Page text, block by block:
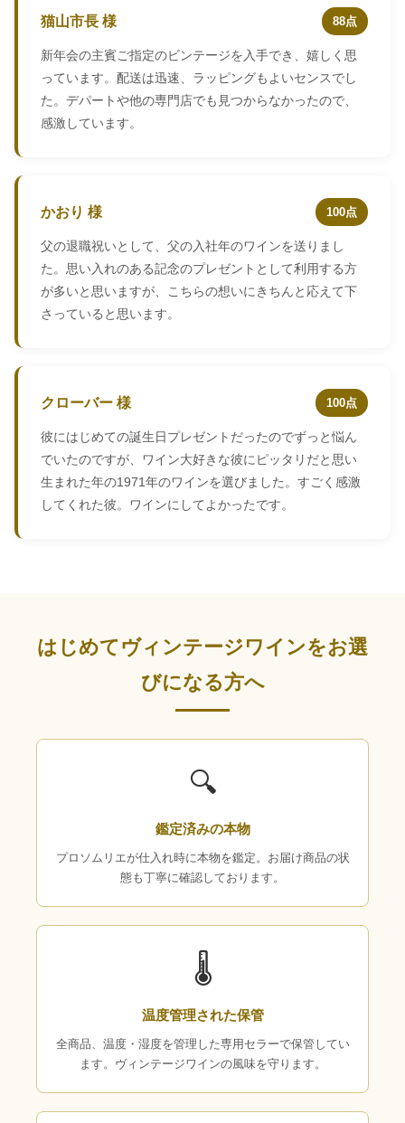
猫山市長 様 88点
新年会の主賓ご指定のビンテージを入手でき、嬉しく思
っています。配送は迅速、ラッピングもよいセンスでし
た。デパートや他の専門店でも見つからなかったので、
感激しています。
かおり 様 100点
父の退職祝いとして、父の入社年のワインを送りまし
た。思い入れのある記念のプレゼントとして利用する方
が多いと思いますが、こちらの想いにきちんと応えて下
さっていると思います。
クローバー 様 100点
彼にはじめての誕生日プレゼントだったのでずっと悩ん
でいたのですが、ワイン大好きな彼にピッタリだと思い
生まれた年の1971年のワインを選びました。すごく感激
してくれた彼。ワインにしてよかったです。
はじめてヴィンテージワインをお選
びになる方へ
🔍
鑑定済みの本物
プロソムリエが仕入れ時に本物を鑑定。お届け商品の状
態も丁寧に確認しております。
🌡
温度管理された保管
全商品、温度・湿度を管理した専用セラーで保管してい
ます。ヴィンテージワインの風味を守ります。